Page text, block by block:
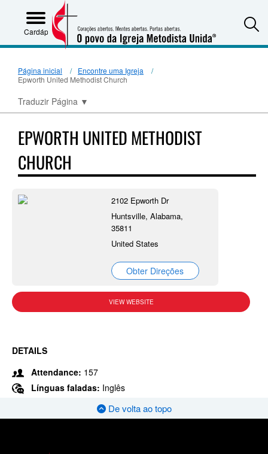
Cardápio
Página inicial
Encontre uma Igreja
Epworth United Methodist Church
Traduzir Página ▼
EPWORTH UNITED METHODIST
CHURCH
2102 Epworth Dr
Huntsville, Alabama,
35811
United States
Obter Direções
VIEW WEBSITE
DETAILS
Attendance: 157
Línguas faladas: Inglês
De volta ao topo